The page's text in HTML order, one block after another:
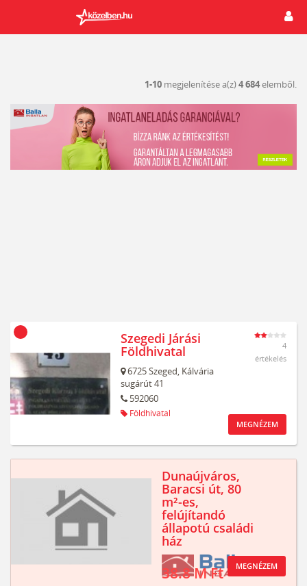
1-10 megjelenítése a(z)4 684elemből.
Szegedi Járási
Földhivatal
6725Szeged, Kálvária
sugárút 41
592060
Földhivatal
4
értékelés
MEGNÉZEM
Dunaújváros,
Baracsi út, 80
m²-es,
felújítandó
állapotú családi
ház
38.8 M Ft MEGNÉZEM